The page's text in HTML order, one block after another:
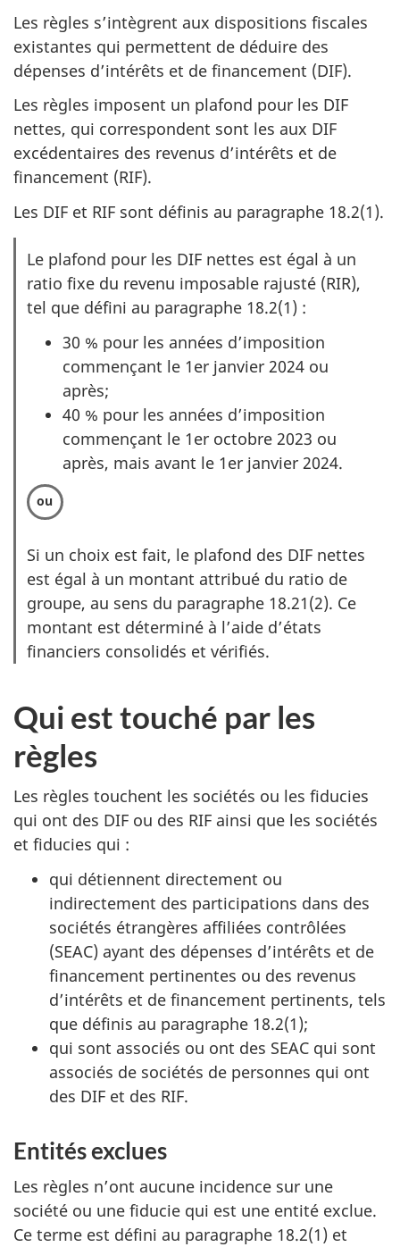
Les règles s’intègrent aux dispositions fiscales
existantes qui permettent de déduire des
dépenses d’intérêts et de financement (DIF).
Les règles imposent un plafond pour les DIF
nettes, qui correspondent sont les aux DIF
excédentaires des revenus d’intérêts et de
financement (RIF).
Les DIF et RIF sont définis au paragraphe 18.2(1).
:
O
p
d
e
Le plafond pour les DIF nettes est égal à un
ratio fixe du revenu imposable rajusté (RIR),
tel que défini au paragraphe 18.2(1) :
30 % pour les années d’imposition
commençant le 1er janvier 2024 ou
après;
40 % pour les années d’imposition
commençant le 1er octobre 2023 ou
après, mais avant le 1er janvier 2024.
:
O
p
t
i
n
2
d
e
2
Si un choix est fait, le plafond des DIF nettes
est égal à un montant attribué du ratio de
groupe, au sens du paragraphe 18.21(2). Ce
montant est déterminé à l’aide d’états
financiers consolidés et vérifiés.
Qui est touché par les
règles
Les règles touchent les sociétés ou les fiducies
qui ont des DIF ou des RIF ainsi que les sociétés
et fiducies qui :
qui détiennent directement ou
indirectement des participations dans des
sociétés étrangères affiliées contrôlées
(SEAC) ayant des dépenses d’intérêts et de
financement pertinentes ou des revenus
d’intérêts et de financement pertinents, tels
que définis au paragraphe 18.2(1);
qui sont associés ou ont des SEAC qui sont
associés de sociétés de personnes qui ont
des DIF et des RIF.
Entités exclues
Les règles n’ont aucune incidence sur une
société ou une fiducie qui est une entité exclue.
Ce terme est défini au paragraphe 18.2(1) et